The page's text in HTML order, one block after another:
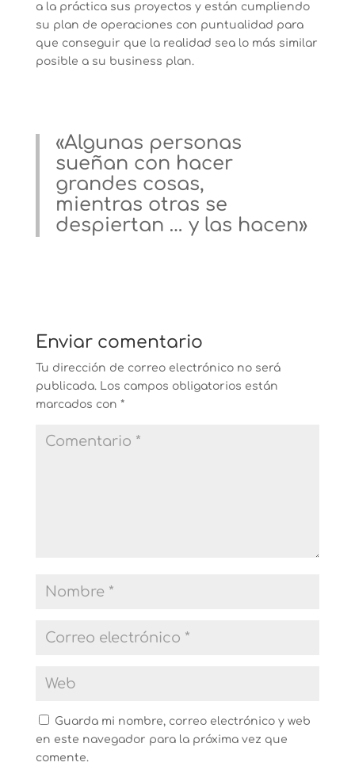
a la práctica sus proyectos y están cumpliendo
su plan de operaciones con puntualidad para
que conseguir que la realidad sea lo más similar
posible a su business plan.
«Algunas personas
sueñan con hacer
grandes cosas,
mientras otras se
despiertan … y las hacen»
Enviar comentario
Tu dirección de correo electrónico no será
publicada. Los campos obligatorios están
marcados con *
Guarda mi nombre, correo electrónico y web
en este navegador para la próxima vez que
comente.